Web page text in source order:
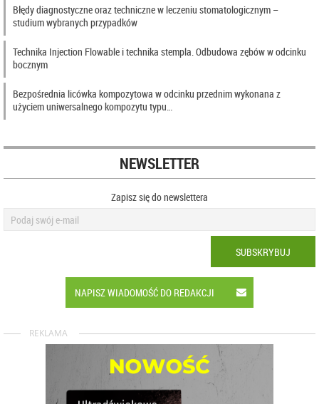
Błędy diagnostyczne oraz techniczne w leczeniu stomatologicznym –
studium wybranych przypadków
Technika Injection Flowable i technika stempla. Odbudowa zębów w odcinku
bocznym
Bezpośrednia licówka kompozytowa w odcinku przednim wykonana z
użyciem uniwersalnego kompozytu typu…
NEWSLETTER
Zapisz się do newslettera
SUBSKRYBUJ
NAPISZ WIADOMOŚĆ DO REDAKCJI
REKLAMA